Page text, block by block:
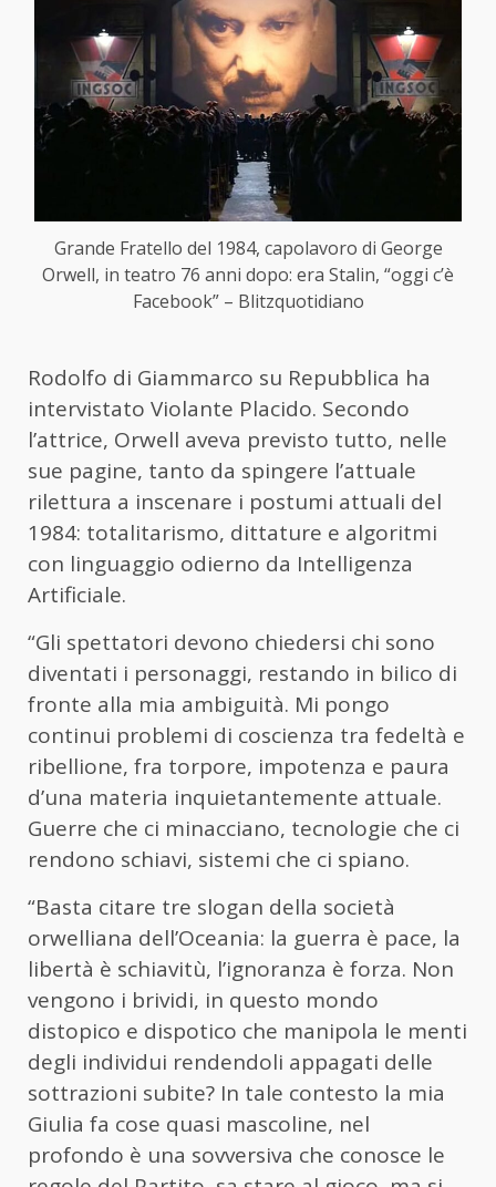
Grande Fratello del 1984, capolavoro di George
Orwell, in teatro 76 anni dopo: era Stalin, “oggi c’è
Facebook” – Blitzquotidiano
Rodolfo di Giammarco su Repubblica ha
intervistato Violante Placido. Secondo
l’attrice, Orwell aveva previsto tutto, nelle
sue pagine, tanto da spingere l’attuale
rilettura a inscenare i postumi attuali del
1984: totalitarismo, dittature e algoritmi
con linguaggio odierno da Intelligenza
Artificiale.
“Gli spettatori devono chiedersi chi sono
diventati i personaggi, restando in bilico di
fronte alla mia ambiguità. Mi pongo
continui problemi di coscienza tra fedeltà e
ribellione, fra torpore, impotenza e paura
d’una materia inquietantemente attuale.
Guerre che ci minacciano, tecnologie che ci
rendono schiavi, sistemi che ci spiano.
“Basta citare tre slogan della società
orwelliana dell’Oceania: la guerra è pace, la
libertà è schiavitù, l’ignoranza è forza. Non
vengono i brividi, in questo mondo
distopico e dispotico che manipola le menti
degli individui rendendoli appagati delle
sottrazioni subite? In tale contesto la mia
Giulia fa cose quasi mascoline, nel
profondo è una sovversiva che conosce le